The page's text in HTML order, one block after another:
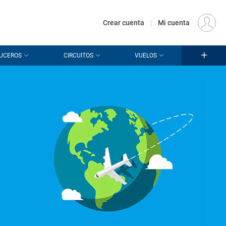
Crear cuenta | Mi cuenta
CIRCUITOS VUELOS